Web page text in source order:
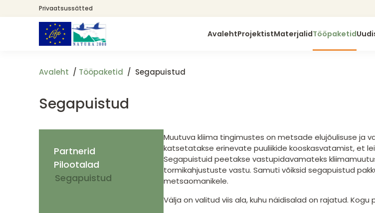
edasi
Privaatsussätted
AvalehtProjektistMaterjalidTööpaketid
Avaleht Tööpaketid Segapuistud
Segapuistud
Partnerid
Pilootalad
Segapuistud
Muutuva kliima tingimustes on metsade elujõulisuse ja
katsetatakse erinevate puuliikide kooskasvatamist, et
Segapuistuid peetakse vastupidavamateks
tormikahjustuste vastu. Samuti võiksid segapuistud
metsaomanikele.
Välja on valitud viis ala, kuhu näidisalad on rajatud.